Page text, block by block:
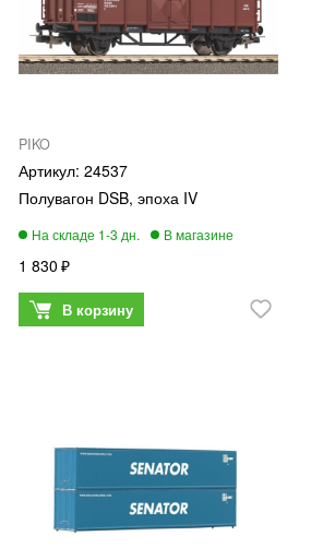
PIKO
24537
Полувагон DSB, эпоха IV
1 830